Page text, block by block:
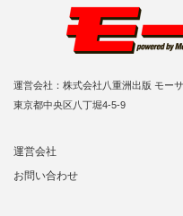
運営会社：株式会社八重洲出版 モー
東京都中央区八丁堀4-5-9
運営会社
お問い合わせ